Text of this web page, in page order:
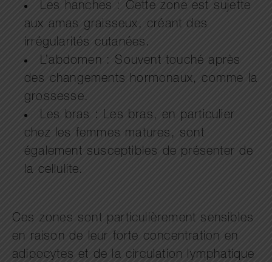
Les hanches : Cette zone est sujette
aux amas graisseux, créant des
irrégularités cutanées.
L’abdomen : Souvent touché après
des changements hormonaux, comme la
grossesse.
Les bras : Les bras, en particulier
chez les femmes matures, sont
également susceptibles de présenter de
la cellulite.
Ces zones sont particulièrement sensibles
en raison de leur forte concentration en
adipocytes et de la circulation lymphatique